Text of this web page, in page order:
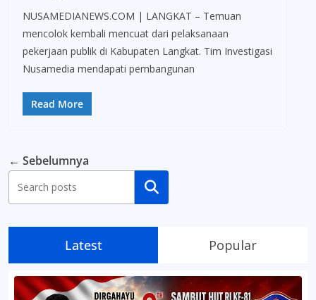
NUSAMEDIANEWS.COM | LANGKAT – Temuan
mencolok kembali mencuat dari pelaksanaan
pekerjaan publik di Kabupaten Langkat. Tim Investigasi
Nusamedia mendapati pembangunan
Read More
← Sebelumnya
Cari
Latest Popular